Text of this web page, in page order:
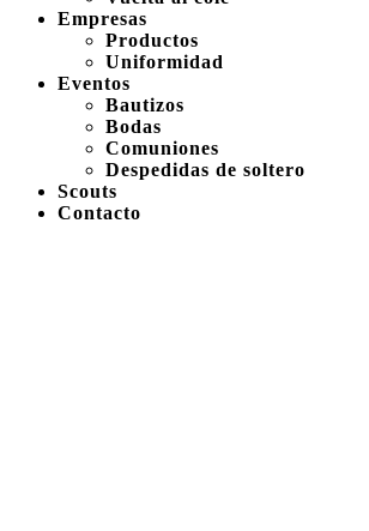
Empresas
Productos
Uniformidad
Eventos
Bautizos
Bodas
Comuniones
Despedidas de soltero
Scouts
Contacto